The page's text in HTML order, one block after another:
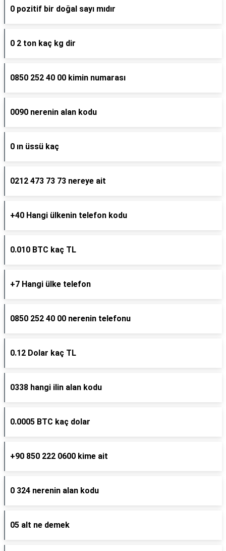
0 pozitif bir doğal sayı mıdır
0 2 ton kaç kg dir
0850 252 40 00 kimin numarası
0090 nerenin alan kodu
0 ın üssü kaç
0212 473 73 73 nereye ait
+40 Hangi ülkenin telefon kodu
0.010 BTC kaç TL
+7 Hangi ülke telefon
0850 252 40 00 nerenin telefonu
0.12 Dolar kaç TL
0338 hangi ilin alan kodu
0.0005 BTC kaç dolar
+90 850 222 0600 kime ait
0 324 nerenin alan kodu
05 alt ne demek